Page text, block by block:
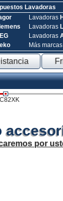
Lavadoras
Lavadoras
Lavadoras
Lavadoras
Más
por